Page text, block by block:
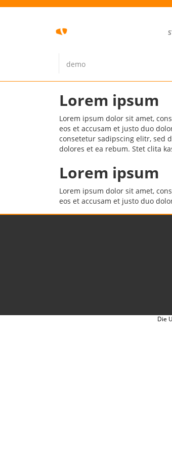
Making the web a prettier place
& web templates!
Find out more
demo
Lorem ipsum
Lorem ipsum dolor sit amet,
eos et accusam et justo duo
consetetur sadipscing elitr, sed
dolores et ea rebum. Stet clita
Lorem ipsum
Lorem ipsum dolor sit amet,
eos et accusam et justo duo
Die